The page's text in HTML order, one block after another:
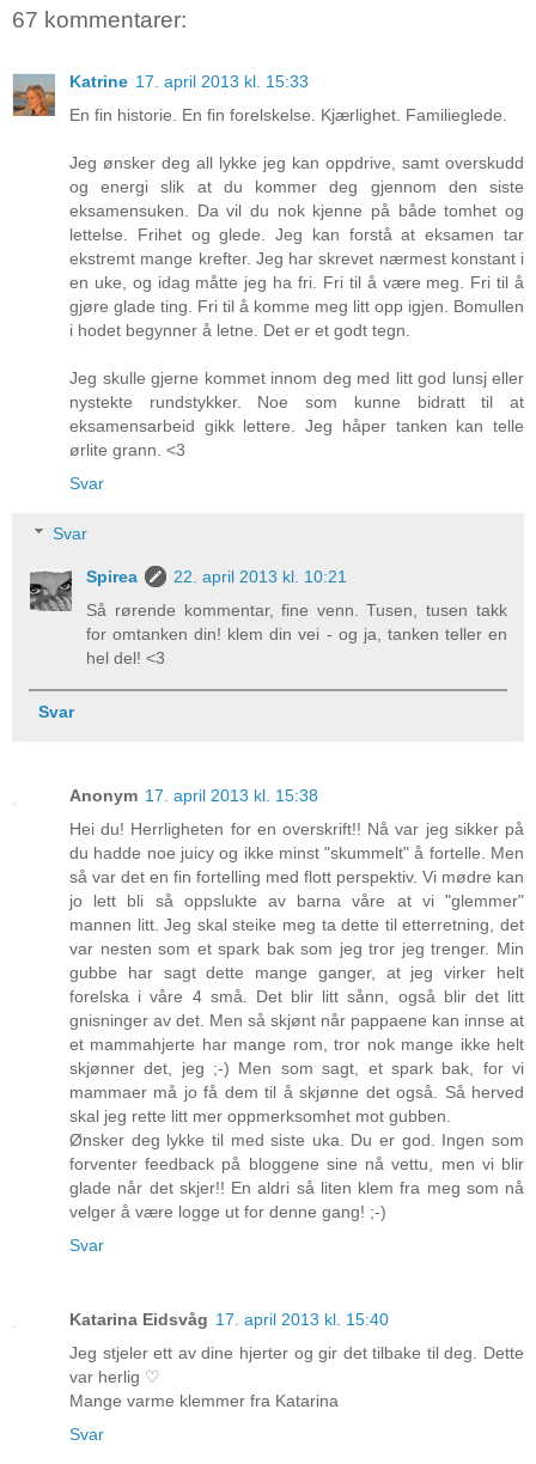
67 kommentarer:
Katrine 17. april 2013 kl. 15:33
En fin historie. En fin forelskelse. Kjærlighet. Familieglede.
Jeg ønsker deg all lykke jeg kan oppdrive, samt overskudd
og energi slik at du kommer deg gjennom den siste
eksamensuken. Da vil du nok kjenne på både tomhet og
lettelse. Frihet og glede. Jeg kan forstå at eksamen tar
ekstremt mange krefter. Jeg har skrevet nærmest konstant i
en uke, og idag måtte jeg ha fri. Fri til å være meg. Fri til å
gjøre glade ting. Fri til å komme meg litt opp igjen. Bomullen
i hodet begynner å letne. Det er et godt tegn.
Jeg skulle gjerne kommet innom deg med litt god lunsj eller
nystekte rundstykker. Noe som kunne bidratt til at
eksamensarbeid gikk lettere. Jeg håper tanken kan telle
ørlite grann. <3
Svar
Svar
Spirea
22. april 2013 kl. 10:21
Så rørende kommentar, fine venn. Tusen, tusen takk
for omtanken din! klem din vei - og ja, tanken teller en
hel del! <3
Svar
Anonym 17. april 2013 kl. 15:38
Hei du! Herrligheten for en overskrift!! Nå var jeg sikker på
du hadde noe juicy og ikke minst "skummelt" å fortelle. Men
så var det en fin fortelling med flott perspektiv. Vi mødre kan
jo lett bli så oppslukte av barna våre at vi "glemmer"
mannen litt. Jeg skal steike meg ta dette til etterretning, det
var nesten som et spark bak som jeg tror jeg trenger. Min
gubbe har sagt dette mange ganger, at jeg virker helt
forelska i våre 4 små. Det blir litt sånn, også blir det litt
gnisninger av det. Men så skjønt når pappaene kan innse at
et mammahjerte har mange rom, tror nok mange ikke helt
skjønner det, jeg ;-) Men som sagt, et spark bak, for vi
mammaer må jo få dem til å skjønne det også. Så herved
skal jeg rette litt mer oppmerksomhet mot gubben.
Ønsker deg lykke til med siste uka. Du er god. Ingen som
forventer feedback på bloggene sine nå vettu, men vi blir
glade når det skjer!! En aldri så liten klem fra meg som nå
velger å være logge ut for denne gang! ;-)
Svar
Katarina Eidsvåg 17. april 2013 kl. 15:40
Jeg stjeler ett av dine hjerter og gir det tilbake til deg. Dette
var herlig ♡
Mange varme klemmer fra Katarina
Svar